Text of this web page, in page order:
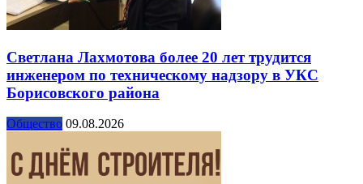
Светлана Лахмотова более 20 лет трудится
инженером по техническому надзору в УКС
Борисовского района
Общество 09.08.2026